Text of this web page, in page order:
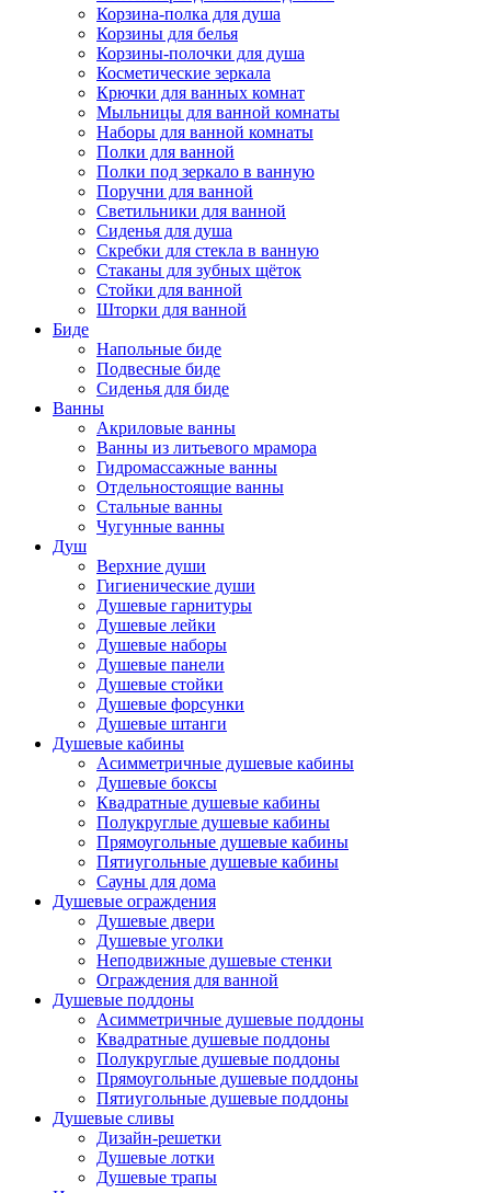
Корзина-полка для душа
Корзины для белья
Корзины-полочки для душа
Косметические зеркала
Крючки для ванных комнат
Мыльницы для ванной комнаты
Наборы для ванной комнаты
Полки для ванной
Полки под зеркало в ванную
Поручни для ванной
Светильники для ванной
Сиденья для душа
Скребки для стекла в ванную
Стаканы для зубных щёток
Стойки для ванной
Шторки для ванной
Биде
Напольные биде
Подвесные биде
Сиденья для биде
Ванны
Акриловые ванны
Ванны из литьевого мрамора
Гидромассажные ванны
Отдельностоящие ванны
Стальные ванны
Чугунные ванны
Душ
Верхние души
Гигиенические души
Душевые гарнитуры
Душевые лейки
Душевые наборы
Душевые панели
Душевые стойки
Душевые форсунки
Душевые штанги
Душевые кабины
Асимметричные душевые кабины
Душевые боксы
Квадратные душевые кабины
Полукруглые душевые кабины
Прямоугольные душевые кабины
Пятиугольные душевые кабины
Сауны для дома
Душевые ограждения
Душевые двери
Душевые уголки
Неподвижные душевые стенки
Ограждения для ванной
Душевые поддоны
Асимметричные душевые поддоны
Квадратные душевые поддоны
Полукруглые душевые поддоны
Прямоугольные душевые поддоны
Пятиугольные душевые поддоны
Душевые сливы
Дизайн-решетки
Душевые лотки
Душевые трапы